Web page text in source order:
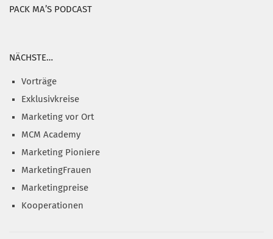
PACK MA’S PODCAST
NÄCHSTE…
Vorträge
Exklusivkreise
Marketing vor Ort
MCM Academy
Marketing Pioniere
MarketingFrauen
Marketingpreise
Kooperationen